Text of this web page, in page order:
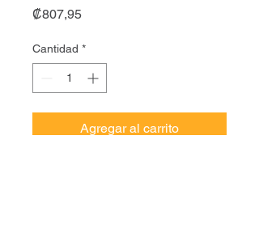
₡807,95Precio
Cantidad *
Agregar al carrito